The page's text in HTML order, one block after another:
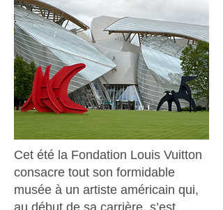
Cet été la Fondation Louis Vuitton
consacre tout son formidable
musée à un artiste américain qui,
au début de sa carrière, s’est